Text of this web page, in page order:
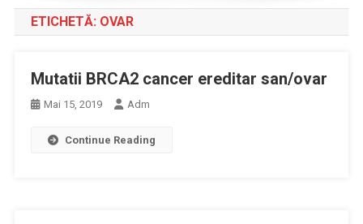
ETICHETĂ: OVAR
Mutatii BRCA2 cancer ereditar san/ovar
Mai 15, 2019 Adm
Continue Reading